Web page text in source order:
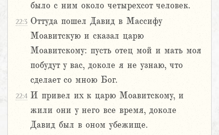
было с ним около четырехсот человек.
22:3 Оттуда пошел Давид в Массифу
Моавитскую и сказал царю
Моавитскому: пусть отец мой и мать моя
побудут у вас, доколе я не узнаю, что
сделает со мною Бог.
22:4 И привел их к царю Моавитскому, и
жили они у него все время, доколе
Давид был в оном убежище.